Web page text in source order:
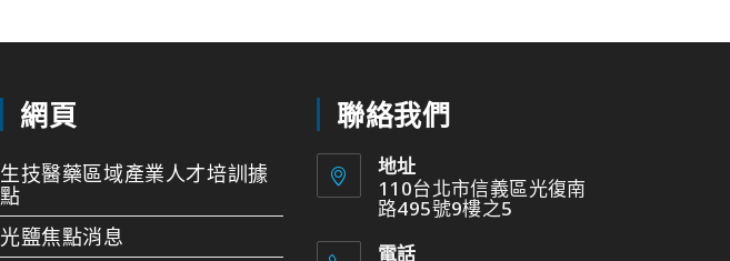
網頁
生技醫藥區域產業人才培訓據
點
光鹽焦點消息
聯絡我們
地址
110台北市信義區光復南
路495號9樓之5
電話